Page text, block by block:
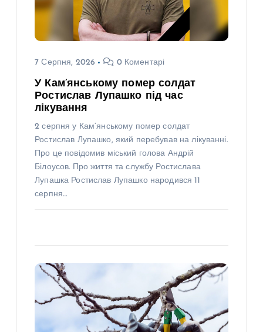
7 Серпня, 2026 0 Коментарі
У Кам’янському помер солдат
Ростислав Лупашко під час
лікування
2 серпня у Кам’янському помер солдат
Ростислав Лупашко, який перебував на лікуванні.
Про це повідомив міський голова Андрій
Білоусов. Про життя та службу Ростислава
Лупашка Ростислав Лупашко народився 11
серпня…